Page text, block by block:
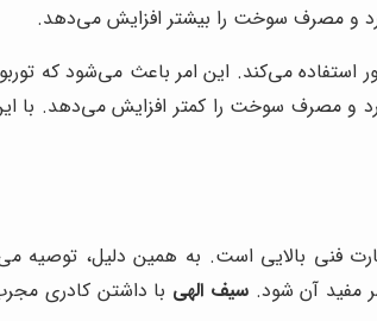
دارد و مصرف سوخت را بیشتر افزایش می‌دهد.
استفاده می‌کند. این امر باعث می‌شود که
فنی بالایی است. به همین دلیل،
مفید آن شود.سیف الهی با داشتن کادری